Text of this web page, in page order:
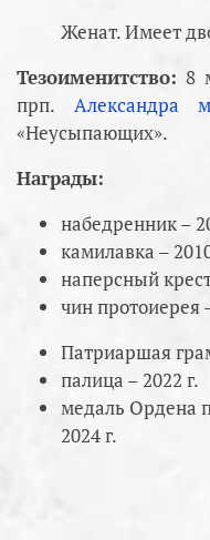
Женат. Имеет
Тезоименитство: 8
прп. Александра
«Неусыпающих».
Награды:
набедренник –
камилавка –
наперсный
чин протоиерея
Патриаршая
палица – 2022 г.
медаль Ордена
2024 г.